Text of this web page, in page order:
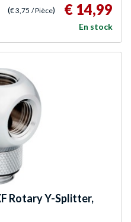
(€ 3,75 / Pièce) € 14,99
En stock
Rotary Y-Splitter,